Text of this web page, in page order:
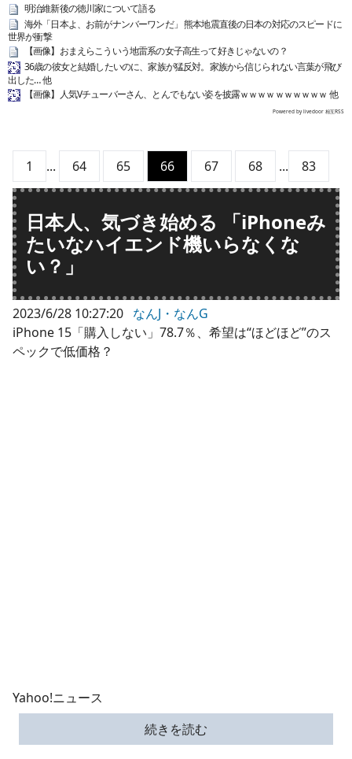
明治維新後の徳川家について語る
海外「日本よ、お前がナンバーワンだ」 熊本地震直後の日本の対応のスピードに
世界が衝撃
【画像】おまえらこういう地雷系の女子高生って好きじゃないの？
36歳の彼女と結婚したいのに、家族が猛反対。家族から信じられない言葉が飛び
出した… 他
【画像】人気Vチューバーさん、とんでもない姿を披露ｗｗｗｗｗｗｗｗｗｗ 他
Powered by livedoor 相互RSS
1 ... 64 65 66 67 68 ... 83
日本人、気づき始める 「iPhoneみ
たいなハイエンド機いらなくな
い？」
2023/6/28 10:27:20 なんJ・なんG
iPhone 15「購入しない」78.7％、希望は“ほどほど”のス
ペックで低価格？
Yahoo!ニュース
続きを読む